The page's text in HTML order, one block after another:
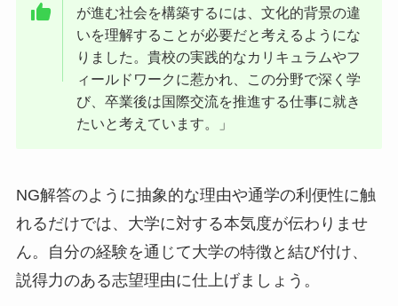
が進む社会を構築するには、文化的背景の違
いを理解することが必要だと考えるようにな
りました。貴校の実践的なカリキュラムやフ
ィールドワークに惹かれ、この分野で深く学
び、卒業後は国際交流を推進する仕事に就き
たいと考えています。」
NG解答のように抽象的な理由や通学の利便性に触
れるだけでは、大学に対する本気度が伝わりませ
ん。自分の経験を通じて大学の特徴と結び付け、
説得力のある志望理由に仕上げましょう。